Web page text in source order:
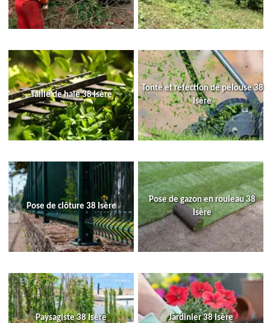
Taille de haie 38 Isère
Tonte et réfection de pelouse 38
Isère
Pose de clôture 38 Isère
Pose de gazon en rouleau 38
Isère
Paysagiste 38 Isère Jardinier 38 Isère